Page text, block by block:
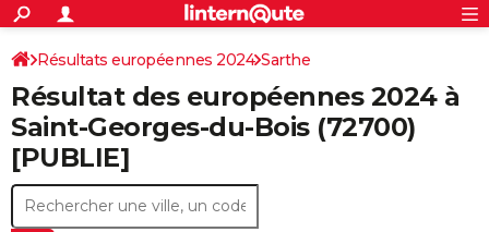
ACTUALITÉS
Politique
Société
Faits Divers
Education
Monde
Villes
+
SPORT
Coupe du monde 2026
Football
Tennis
Cyclisme
Rugby
Forum
CULTURE
Programme TV
TNT
Streaming
Cinéma
Sorties cinéma
Musique
+FINANCE
Retraite
Impôts
Epargne
Immobilier
Risques naturels par ville
Banque
Assurance
CréditAUTO
S'inscrire
Connexion
Résultats européennes 2024 Sarthe
Résultat des européennes 2024 à
Saint-Georges-du-Bois (72700)
[PUBLIE]